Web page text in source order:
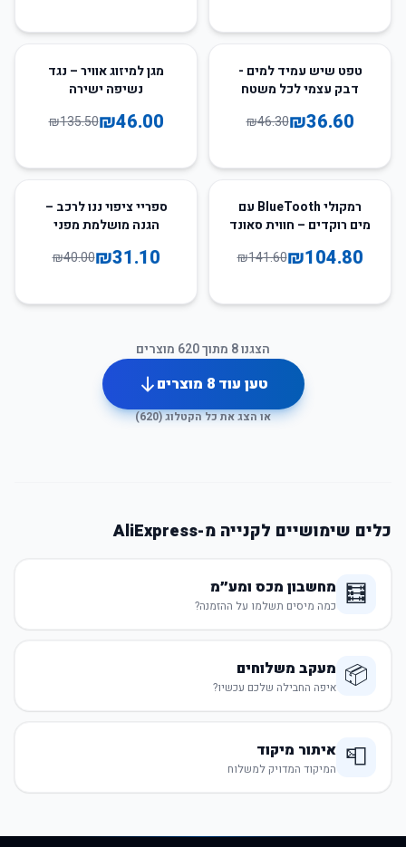
21
טפט שיש עמיד למים -
דבק עצמי לכל משטח
₪36.60
₪46.30
66מגן למיזוג אוויר – נגד
נשיפה ישירה
₪46.00
₪135.50
26
רמקולי BlueTooth עם
מים רוקדים – חווית סאונד
₪104.80
₪141.60
22
ספריי ציפוי ננו לרכב –
הגנה מושלמת מפני
₪31.10
₪40.00
הצגנו8 מתוך620 מוצרים
טען עוד8 מוצרים
או הצג את כל הקטלוג (620
)
כלים שימושיים לקנייה מ-AliExpress
🧮 מחשבון מכס ומע״מ
כמה מיסים תשלמו על ההזמנה?
📦 מעקב משלוחים
איפה החבילה שלכם עכשיו?
📮 איתור מיקוד
המיקוד המדויק למשלוח